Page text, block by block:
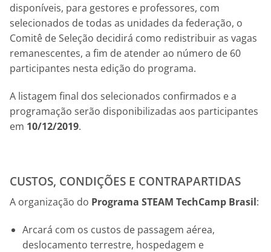
disponíveis, para gestores e professores, com
selecionados de todas as unidades da federação, o
Comitê de Seleção decidirá como redistribuir as vagas
remanescentes, a fim de atender ao número de 60
participantes nesta edição do programa.
A listagem final dos selecionados confirmados e a
programação serão disponibilizadas aos participantes
em 10/12/2019.
CUSTOS, CONDIÇÕES E CONTRAPARTIDAS
A organização do Programa STEAM TechCamp Brasil:
Arcará com os custos de passagem aérea,
deslocamento terrestre, hospedagem e